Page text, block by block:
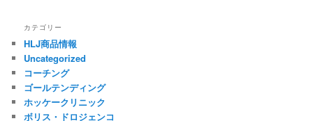
カテゴリー
HLJ商品情報
Uncategorized
コーチング
ゴールテンディング
ホッケークリニック
ボリス・ドロジェンコ